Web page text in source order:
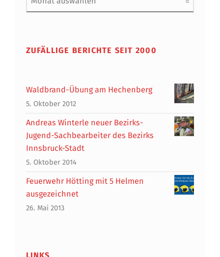
ZUFÄLLIGE BERICHTE SEIT 2000
Waldbrand-Übung am Hechenberg
5. Oktober 2012
Andreas Winterle neuer Bezirks-
Jugend-Sachbearbeiter des Bezirks
Innsbruck-Stadt
5. Oktober 2014
Feuerwehr Hötting mit 5 Helmen
ausgezeichnet
26. Mai 2013